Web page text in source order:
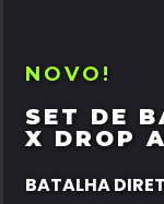
NOVO!
SET DE
X DROP
BATALHA